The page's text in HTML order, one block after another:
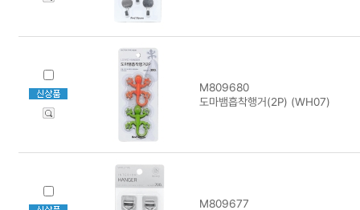
M809680
도마뱀흡착행거(2P) (WH07)
M809677